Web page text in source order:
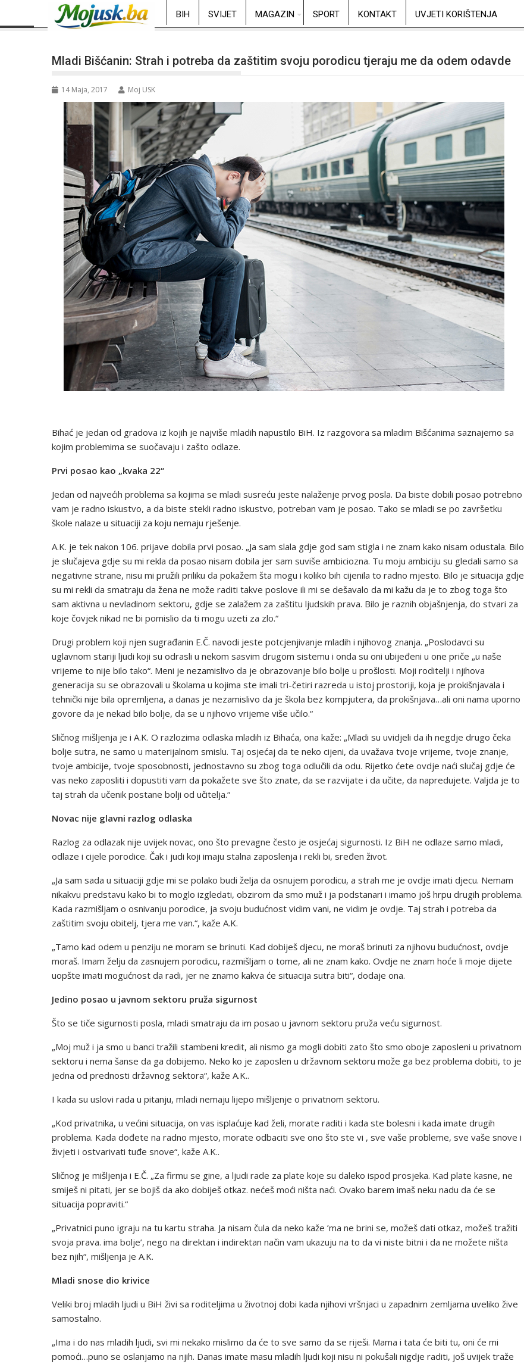
BIH SVIJET MAGAZIN SPORT KONTAKT UVJETI KORIŠTENJA
Mladi Bišćanin: Strah i potreba da zaštitim svoju porodicu tjeraju me da odem odavde
14 Maja, 2017 Moj USK
Bihać je jedan od gradova iz kojih je najviše mladih napustilo BiH. Iz razgovora sa mladim Bišćanima saznajemo sa
kojim problemima se suočavaju i zašto odlaze.
Prvi posao kao „kvaka 22“
Jedan od najvećih problema sa kojima se mladi susreću jeste nalaženje prvog posla. Da biste dobili posao potrebno
vam je radno iskustvo, a da biste stekli radno iskustvo, potreban vam je posao. Tako se mladi se po završetku
škole nalaze u situaciji za koju nemaju rješenje.
A.K. je tek nakon 106. prijave dobila prvi posao. „Ja sam slala gdje god sam stigla i ne znam kako nisam odustala. Bilo
je slučajeva gdje su mi rekla da posao nisam dobila jer sam suviše ambiciozna. Tu moju ambiciju su gledali samo sa
negativne strane, nisu mi pružili priliku da pokažem šta mogu i koliko bih cijenila to radno mjesto. Bilo je situacija gdje
su mi rekli da smatraju da žena ne može raditi takve poslove ili mi se dešavalo da mi kažu da je to zbog toga što
sam aktivna u nevladinom sektoru, gdje se zalažem za zaštitu ljudskih prava. Bilo je raznih objašnjenja, do stvari za
koje čovjek nikad ne bi pomislio da ti mogu uzeti za zlo.“
Drugi problem koji njen sugrađanin E.Č. navodi jeste potcjenjivanje mladih i njihovog znanja. „Poslodavci su
uglavnom stariji ljudi koji su odrasli u nekom sasvim drugom sistemu i onda su oni ubijeđeni u one priče „u naše
vrijeme to nije bilo tako“. Meni je nezamislivo da je obrazovanje bilo bolje u prošlosti. Moji roditelji i njihova
generacija su se obrazovali u školama u kojima ste imali tri-četiri razreda u istoj prostoriji, koja je prokišnjavala i
tehnički nije bila opremljena, a danas je nezamislivo da je škola bez kompjutera, da prokišnjava…ali oni nama uporno
govore da je nekad bilo bolje, da se u njihovo vrijeme više učilo.“
Sličnog mišljenja je i A.K. O razlozima odlaska mladih iz Bihaća, ona kaže: „Mladi su uvidjeli da ih negdje drugo čeka
bolje sutra, ne samo u materijalnom smislu. Taj osjećaj da te neko cijeni, da uvažava tvoje vrijeme, tvoje znanje,
tvoje ambicije, tvoje sposobnosti, jednostavno su zbog toga odlučili da odu. Rijetko ćete ovdje naći slučaj gdje će
vas neko zaposliti i dopustiti vam da pokažete sve što znate, da se razvijate i da učite, da napredujete. Valjda je to
taj strah da učenik postane bolji od učitelja.“
Novac nije glavni razlog odlaska
Razlog za odlazak nije uvijek novac, ono što prevagne često je osjećaj sigurnosti. Iz BiH ne odlaze samo mladi,
odlaze i cijele porodice. Čak i judi koji imaju stalna zaposlenja i rekli bi, sređen život.
„Ja sam sada u situaciji gdje mi se polako budi želja da osnujem porodicu, a strah me je ovdje imati djecu. Nemam
nikakvu predstavu kako bi to moglo izgledati, obzirom da smo muž i ja podstanari i imamo još hrpu drugih problema.
Kada razmišljam o osnivanju porodice, ja svoju budućnost vidim vani, ne vidim je ovdje. Taj strah i potreba da
zaštitim svoju obitelj, tjera me van.“, kaže A.K.
„Tamo kad odem u penziju ne moram se brinuti. Kad dobiješ djecu, ne moraš brinuti za njihovu budućnost, ovdje
moraš. Imam želju da zasnujem porodicu, razmišljam o tome, ali ne znam kako. Ovdje ne znam hoće li moje dijete
uopšte imati mogućnost da radi, jer ne znamo kakva će situacija sutra biti“, dodaje ona.
Jedino posao u javnom sektoru pruža sigurnost
Što se tiče sigurnosti posla, mladi smatraju da im posao u javnom sektoru pruža veću sigurnost.
„Moj muž i ja smo u banci tražili stambeni kredit, ali nismo ga mogli dobiti zato što smo oboje zaposleni u privatnom
sektoru i nema šanse da ga dobijemo. Neko ko je zaposlen u državnom sektoru može ga bez problema dobiti, to je
jedna od prednosti državnog sektora“, kaže A.K..
I kada su uslovi rada u pitanju, mladi nemaju lijepo mišljenje o privatnom sektoru.
„Kod privatnika, u većini situacija, on vas isplaćuje kad želi, morate raditi i kada ste bolesni i kada imate drugih
problema. Kada dođete na radno mjesto, morate odbaciti sve ono što ste vi , sve vaše probleme, sve vaše snove i
živjeti i ostvarivati tuđe snove“, kaže A.K..
Sličnog je mišljenja i E.Č. „Za firmu se gine, a ljudi rade za plate koje su daleko ispod prosjeka. Kad plate kasne, ne
smiješ ni pitati, jer se bojiš da ako dobiješ otkaz. nećeš moći ništa naći. Ovako barem imaš neku nadu da će se
situacija popraviti.“
„Privatnici puno igraju na tu kartu straha. Ja nisam čula da neko kaže ’ma ne brini se, možeš dati otkaz, možeš tražiti
svoja prava. ima bolje’, nego na direktan i indirektan način vam ukazuju na to da vi niste bitni i da ne možete ništa
bez njih“, mišljenja je A.K.
Mladi snose dio krivice
Veliki broj mladih ljudi u BiH živi sa roditeljima u životnoj dobi kada njihovi vršnjaci u zapadnim zemljama uveliko žive
samostalno.
„Ima i do nas mladih ljudi, svi mi nekako mislimo da će to sve samo da se riješi. Mama i tata će biti tu, oni će mi
pomoći…puno se oslanjamo na njih. Danas imate masu mladih ljudi koji nisu ni pokušali nigdje raditi, još uvijek traže